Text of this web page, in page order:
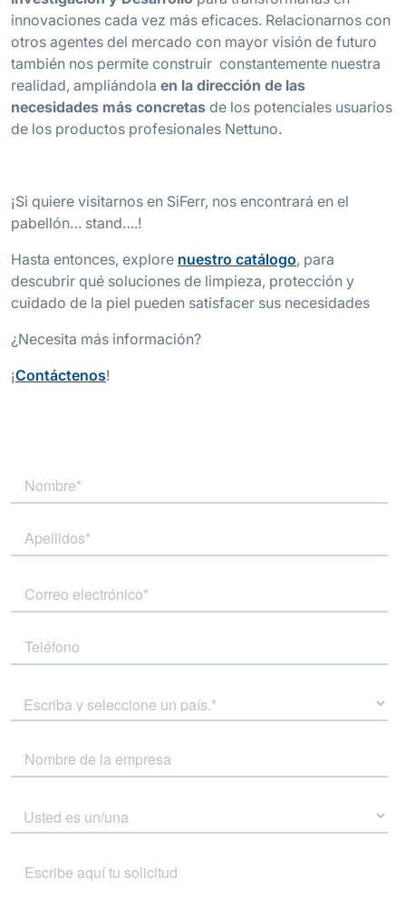
innovaciones cada vez más eficaces. Relacionarnos con
otros agentes del mercado con mayor visión de futuro
también nos permite construir constantemente nuestra
realidad, ampliándola en la dirección de las
necesidades más concretas de los potenciales usuarios
de los productos profesionales Nettuno.
¡Si quiere visitarnos en SiFerr, nos encontrará en el
pabellón… stand….!
Hasta entonces, explore nuestro catálogo, para
descubrir qué soluciones de limpieza, protección y
cuidado de la piel pueden satisfacer sus necesidades
¿Necesita más información?
¡Contáctenos!